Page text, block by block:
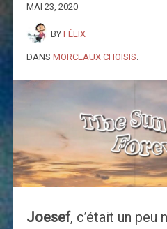
MAI 23, 2020
BY FÉLIX
DANS MORCEAUX CHOISIS
Joesef, c’était un peu